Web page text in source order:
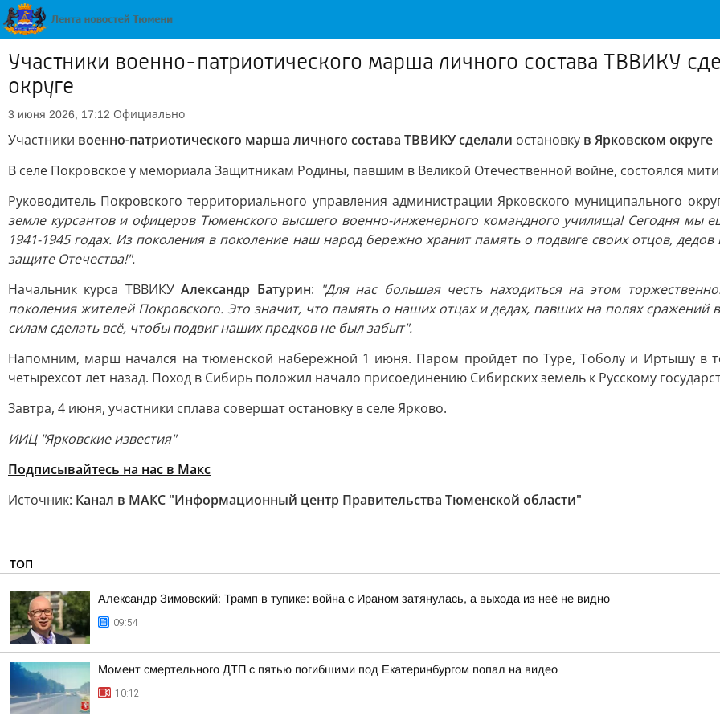
Участники военно-патриотического марша личного состава ТВВИКУ
округе
3 июня 2026, 17:12 Официально
Участники военно-патриотического марша личного состава ТВВИКУ сделали остановку в Ярковском округе
В селе Покровское у мемориала Защитникам Родины, павшим в Великой Отечественной войне, состоялся
Руководитель Покровского территориального управления администрации Ярковского муниципального
земле курсантов и офицеров Тюменского высшего военно-инженерного командного училища! Сегодня мы
1941-1945 годах. Из поколения в поколение наш народ бережно хранит память о подвиге своих отцов,
защите Отечества!".
Начальник курса ТВВИКУАлександр Батурин: "Для нас большая честь находиться на этом
поколения жителей Покровского. Это значит, что память о наших отцах и дедах, павших на полях
силам сделать всё, чтобы подвиг наших предков не был забыт".
Напомним, марш начался на тюменской набережной 1 июня. Паром пройдет по Туре, Тоболу и Иртышу в
четырехсот лет назад. Поход в Сибирь положил начало присоединению Сибирских земель к Русскому
Завтра, 4 июня, участники сплава совершат остановку в селе Ярково.
ИИЦ "Ярковские известия"
Подписывайтесь на нас в Макс
Источник: Канал в МАКС "Информационный центр Правительства Тюменской области"
ТОП
Александр Зимовский: Трамп в тупике: война с Ираном затянулась, а выхода из неё не видно
09:54
Момент смертельного ДТП с пятью погибшими под Екатеринбургом попал на видео
10:12